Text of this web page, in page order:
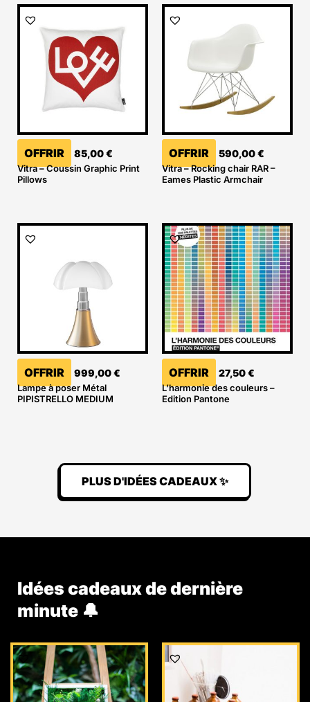
OFFRIR 85,00€
Vitra – Coussin Graphic Print
Pillows
OFFRIR 590,00€
Vitra – Rocking chair RAR –
Eames Plastic Armchair
OFFRIR 999,00€
Lampe à poser Métal
PIPISTRELLO MEDIUM
OFFRIR 27,50€
L’harmonie des couleurs –
Edition Pantone
PLUS D'IDÉES CADEAUX ✨
Idées cadeaux de dernière
minute 🔔